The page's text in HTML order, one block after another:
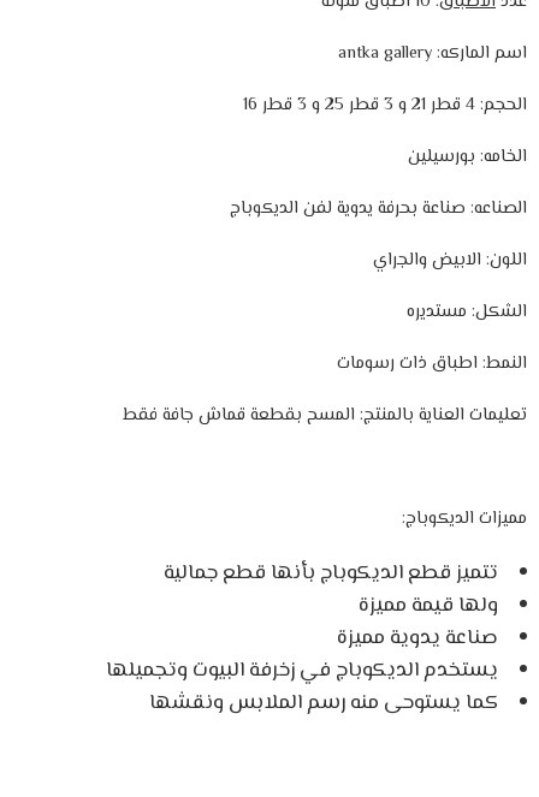
اسم الماركه: antka gallery
الحجم: 4 قطر 21 و 3 قطر 25 و 3 قطر 16
الخامه: بورسيلين
الصناعه: صناعة بحرفة يدوية لفن الديكوباج
اللون: الابيض والجراي
الشكل: مستديره
النمط: اطباق ذات رسومات
تعليمات العناية بالمنتج: المسح بقطعة قماش جافة فقط
مميزات الديكوباج:
تتميز قطع الديكوباج بأنها قطع جمالية
ولها قيمة مميزة
صناعة يدوية مميزة
يستخدم الديكوباج في زخرفة البيوت وتجميلها
كما يستوحى منه رسم الملابس ونقشها